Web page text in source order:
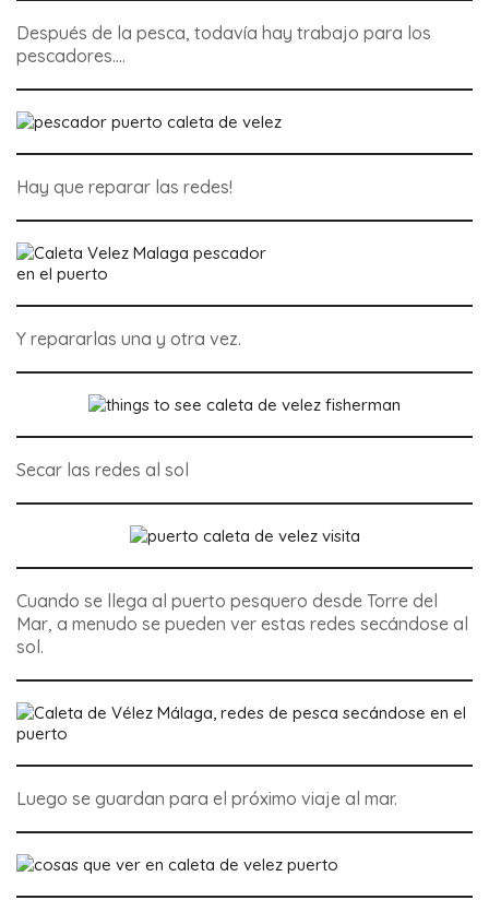
Después de la pesca, todavía hay trabajo para los
pescadores….
Hay que reparar las redes!
en el puerto
Y repararlas una y otra vez.
Secar las redes al sol
Cuando se llega al puerto pesquero desde Torre del
Mar, a menudo se pueden ver estas redes secándose al
sol.
Luego se guardan para el próximo viaje al mar.